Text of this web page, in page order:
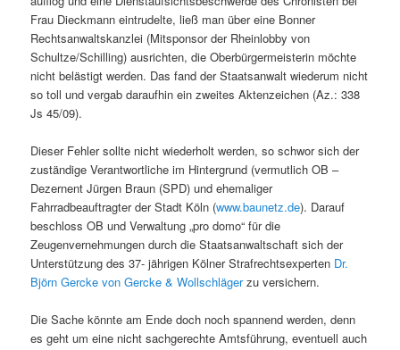
Frau Dieckmann eintrudelte, ließ man über eine Bonner
Rechtsanwaltskanzlei (Mitsponsor der Rheinlobby von
Schultze/Schilling) ausrichten, die Oberbürgermeisterin möchte
nicht belästigt werden. Das fand der Staatsanwalt wiederum nicht
so toll und vergab daraufhin ein zweites Aktenzeichen (Az.: 338
Js 45/09).
Dieser Fehler sollte nicht wiederholt werden, so schwor sich der
zuständige Verantwortliche im Hintergrund (vermutlich OB –
Dezernent Jürgen Braun (SPD) und ehemaliger
Fahrradbeauftragter der Stadt Köln (www.baunetz.de). Darauf
beschloss OB und Verwaltung „pro domo“ für die
Zeugenvernehmungen durch die Staatsanwaltschaft sich der
Unterstützung des 37- jährigen Kölner Strafrechtsexperten Dr.
Björn Gercke von Gercke & Wollschlägerzu versichern.
Die Sache könnte am Ende doch noch spannend werden, denn
es geht um eine nicht sachgerechte Amtsführung, eventuell auch